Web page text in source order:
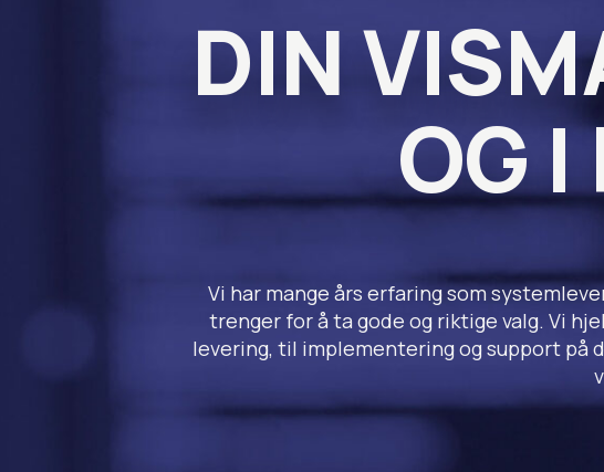
DIN
OG I
Vi har mange års erfaring som
trenger for å ta gode og riktige valg. Vi
levering, til implementering og support på